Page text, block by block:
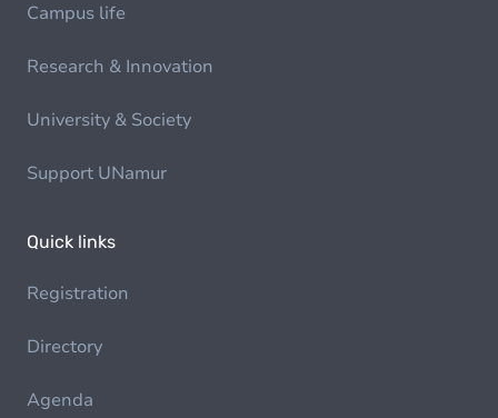
Campus life
Research & Innovation
University & Society
Support UNamur
Quick links
Registration
Directory
Agenda